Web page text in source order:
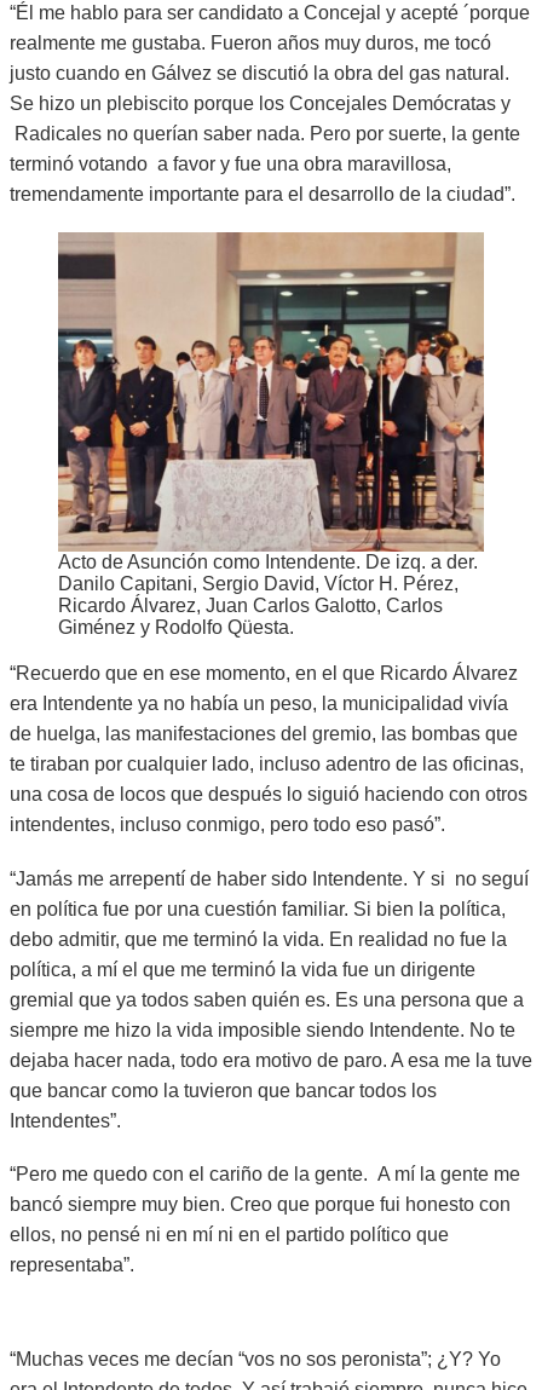
“Él me hablo para ser candidato a Concejal y acepté ´porque
realmente me gustaba. Fueron años muy duros, me tocó
justo cuando en Gálvez se discutió la obra del gas natural.
Se hizo un plebiscito porque los Concejales Demócratas y
Radicales no querían saber nada. Pero por suerte, la gente
terminó votando a favor y fue una obra maravillosa,
tremendamente importante para el desarrollo de la ciudad”.
Acto de Asunción como Intendente. De izq. a der.
Danilo Capitani, Sergio David, Víctor H. Pérez,
Ricardo Álvarez, Juan Carlos Galotto, Carlos
Giménez y Rodolfo Qüesta.
“Recuerdo que en ese momento, en el que Ricardo Álvarez
era Intendente ya no había un peso, la municipalidad vivía
de huelga, las manifestaciones del gremio, las bombas que
te tiraban por cualquier lado, incluso adentro de las oficinas,
una cosa de locos que después lo siguió haciendo con otros
intendentes, incluso conmigo, pero todo eso pasó”.
“Jamás me arrepentí de haber sido Intendente. Y si no seguí
en política fue por una cuestión familiar. Si bien la política,
debo admitir, que me terminó la vida. En realidad no fue la
política, a mí el que me terminó la vida fue un dirigente
gremial que ya todos saben quién es. Es una persona que a
siempre me hizo la vida imposible siendo Intendente. No te
dejaba hacer nada, todo era motivo de paro. A esa me la tuve
que bancar como la tuvieron que bancar todos los
Intendentes”.
“Pero me quedo con el cariño de la gente. A mí la gente me
bancó siempre muy bien. Creo que porque fui honesto con
ellos, no pensé ni en mí ni en el partido político que
representaba”.
“Muchas veces me decían “vos no sos peronista”; ¿Y? Yo